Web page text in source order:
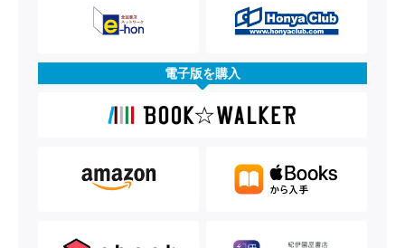
電子版を購入